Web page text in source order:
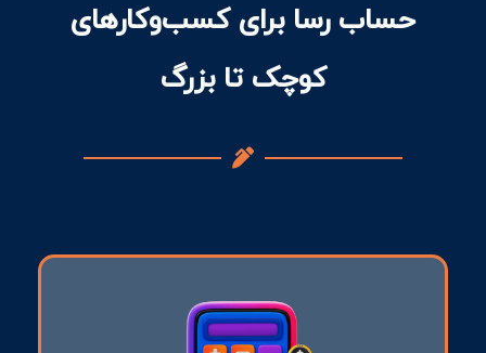
حساب رسا برای کسب‌وکارهای
کوچک تا بزرگ